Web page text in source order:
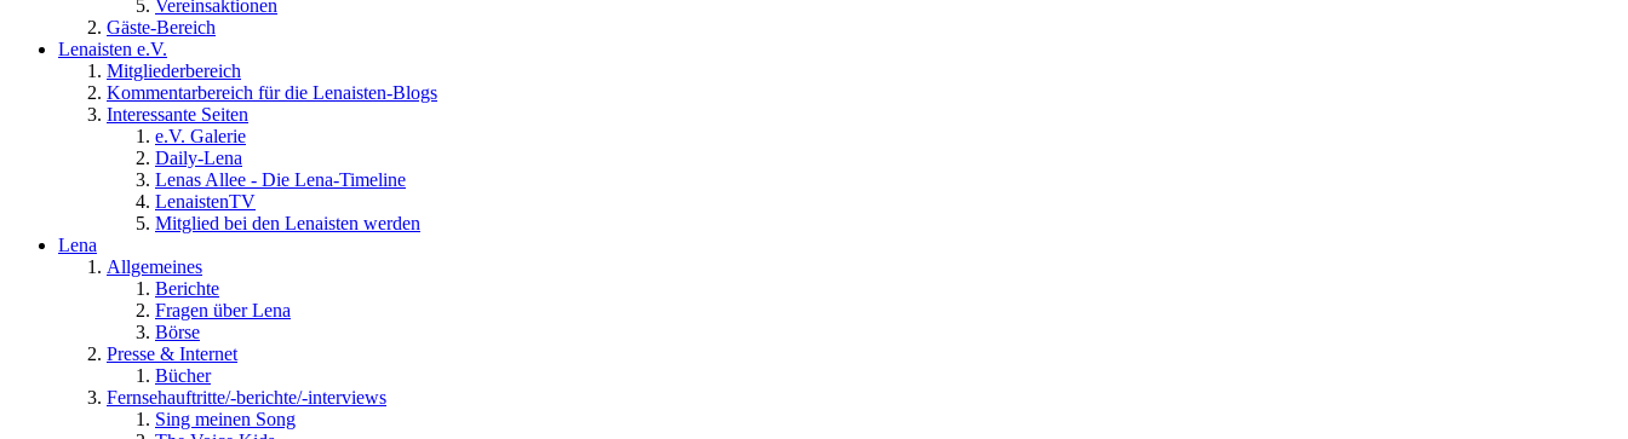
Vereinsaktionen
Gäste-Bereich
Lenaisten e.V.
Mitgliederbereich
Kommentarbereich für die Lenaisten-Blogs
Interessante Seiten
e.V. Galerie
Daily-Lena
Lenas Allee - Die Lena-Timeline
LenaistenTV
Mitglied bei den Lenaisten werden
Lena
Allgemeines
Berichte
Fragen über Lena
Börse
Presse & Internet
Bücher
Fernsehauftritte/-berichte/-interviews
Sing meinen Song